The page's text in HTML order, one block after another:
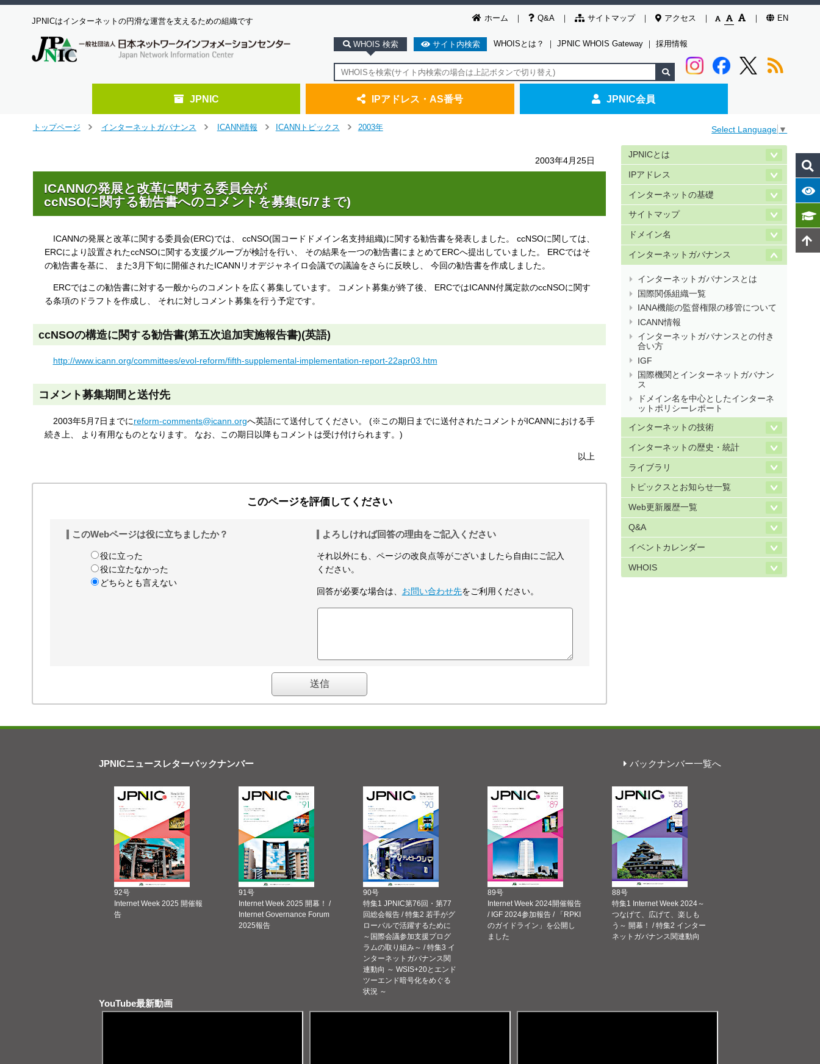
ホーム Q&A サイトマップ アクセス EN
JPNICはインターネットの円滑な運営を支えるための組織です
WHOIS 検索 サイト内検索 WHOISとは？ ｜ JPNIC WHOIS Gateway ｜ 採用情報
JPNIC IPアドレス・AS番号 JPNIC会員
トップページ
インターネットガバナンス
ICANN情報
ICANNトピックス
2003年 Select Language ▼
2003年4月25日
ICANNの発展と改革に関する委員会が
ccNSOに関する勧告書へのコメントを募集(5/7まで)
ICANNの発展と改革に関する委員会(ERC)では、 ccNSO(国コードドメイン名支持組織)に関する勧告書を発表しました。 ccNSOに関しては、
ERCにより設置されたccNSOに関する支援グループが検討を行い、 その結果を一つの勧告書にまとめてERCへ提出していました。 ERCではそ
の勧告書を基に、 また3月下旬に開催されたICANNリオデジャネイロ会議での議論をさらに反映し、 今回の勧告書を作成しました。
ERCではこの勧告書に対する一般からのコメントを広く募集しています。 コメント募集が終了後、 ERCではICANN付属定款のccNSOに関す
る条項のドラフトを作成し、 それに対しコメント募集を行う予定です。
ccNSOの構造に関する勧告書(第五次追加実施報告書)(英語)
http://www.icann.org/committees/evol-reform/fifth-supplemental-implementation-report-22apr03.htm
コメント募集期間と送付先
2003年5月7日までにreform-comments@icann.orgへ英語にて送付してください。 (※この期日までに送付されたコメントがICANNにおける手
続き上、 より有用なものとなります。 なお、この期日以降もコメントは受け付けられます。)
以上
JPNICとは
IPアドレス
インターネットの基礎
サイトマップ
ドメイン名
インターネットガバナンス
インターネットガバナンスとは
国際関係組織一覧
IANA機能の監督権限の移管について
ICANN情報
インターネットガバナンスとの付き
合い方
IGF
国際機関とインターネットガバナン
ス
ドメイン名を中心としたインターネ
ットポリシーレポート
インターネットの技術
インターネットの歴史・統計
ライブラリ
トピックスとお知らせ一覧
Web更新履歴一覧
Q&A
イベントカレンダー
WHOIS
このページを評価してください
このWebページは役に立ちましたか？
役に立った
役に立たなかった
どちらとも言えない
よろしければ回答の理由をご記入ください
それ以外にも、ページの改良点等がございましたら自由にご記入
ください。
回答が必要な場合は、 お問い合わせ先をご利用ください。
JPNICニュースレターバックナンバー バックナンバー一覧へ
92号
Internet Week 2025 開催報
告
91号
Internet Week 2025 開幕！ /
Internet Governance Forum
2025報告
90号
特集1 JPNIC第76回・第77
回総会報告 / 特集2 若手がグ
ローバルで活躍するために
～国際会議参加支援プログ
ラムの取り組み～ / 特集3 イ
ンターネットガバナンス関
連動向 ～ WSIS+20とエンド
ツーエンド暗号化をめぐる
状況 ～
89号
Internet Week 2024開催報告
/ IGF 2024参加報告 / 「RPKI
のガイドライン」を公開し
ました
88号
特集1 Internet Week 2024～
つなげて、広げて、楽しも
う～ 開幕！ / 特集2 インター
ネットガバナンス関連動向
YouTube最新動画